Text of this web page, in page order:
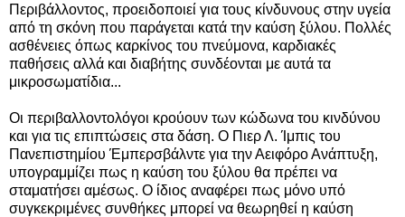
Περιβάλλοντος, προειδοποιεί για τους κίνδυνους στην υγεία
από τη σκόνη που παράγεται κατά την καύση ξύλου. Πολλές
ασθένειες όπως καρκίνος του πνεύμονα, καρδιακές
παθήσεις αλλά και διαβήτης συνδέονται με αυτά τα
μικροσωματίδια...
Οι περιβαλλοντολόγοι κρούουν των κώδωνα του κινδύνου
και για τις επιπτώσεις στα δάση. Ο Πιερ Λ. Ίμπις του
Πανεπιστημίου Έμπερσβάλντε για την Αειφόρο Ανάπτυξη,
υπογραμμίζει πως η καύση του ξύλου θα πρέπει να
σταματήσει αμέσως. Ο ίδιος αναφέρει πως μόνο υπό
συγκεκριμένες συνθήκες μπορεί να θεωρηθεί η καύση